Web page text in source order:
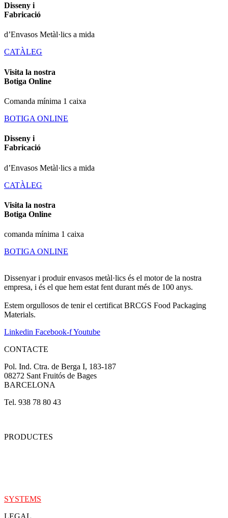
Disseny i
Fabricació
d’Envasos Metàl·lics a mida
CATÀLEG
Visita la nostra
Botiga Online
Comanda mínima 1 caixa
BOTIGA ONLINE
Disseny i
Fabricació
d’Envasos Metàl·lics a mida
CATÀLEG
Visita la nostra
Botiga Online
comanda mínima 1 caixa
BOTIGA ONLINE
Dissenyar i produir envasos metàl·lics és el motor de la nostra
empresa, i és el que hem estat fent durant més de 100 anys.
Estem orgullosos de tenir el certificat BRCGS Food Packaging
Materials.
Linkedin Facebook-fYoutube
CONTACTE
Pol. Ind. Ctra. de Berga I, 183-187
08272 Sant Fruitós de Bages
BARCELONA
Tel. 938 78 80 43
PRODUCTES
SYSTEMS
LEGAL